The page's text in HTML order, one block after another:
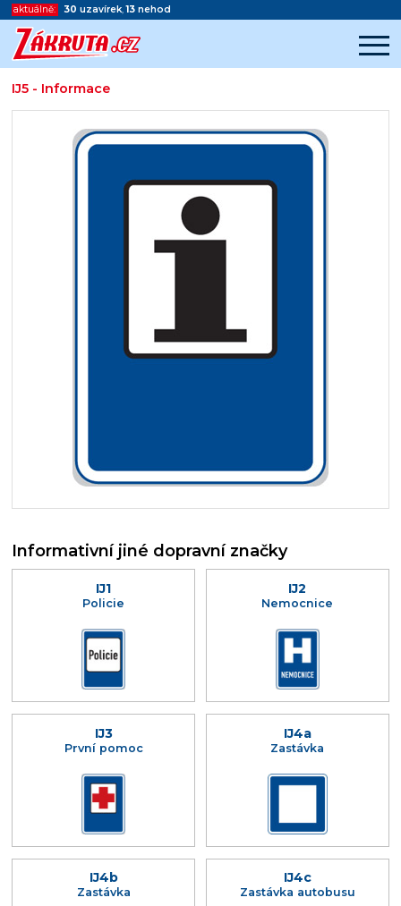
aktuálně: 30 uzavírek,13 nehod
IJ5 - Informace
Začátek reklamy
Konec reklamy
Informativní jiné dopravní značky
IJ1
Policie
IJ2
Nemocnice
IJ3
První pomoc
IJ4a
Zastávka
IJ4b
Zastávka
IJ4c
Zastávka autobusu